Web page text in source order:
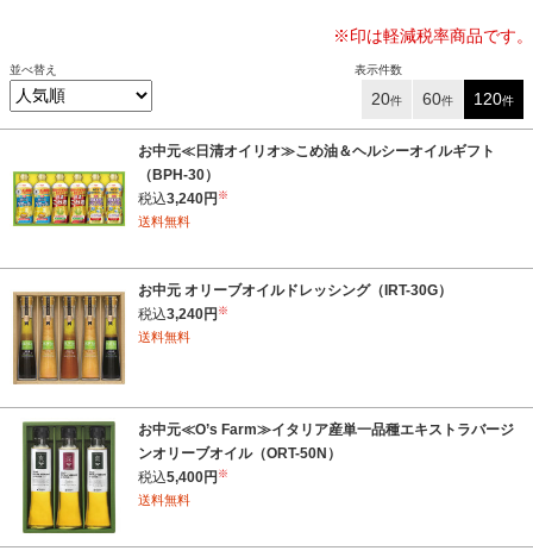
※印は軽減税率商品です。
表示件数
20件 60件 120件
並べ替え
お中元≪日清オイリオ≫こめ油＆ヘルシーオイルギフト
（BPH-30）
税込3,240円 ※
送料無料
お中元 オリーブオイルドレッシング（IRT-30G）
税込3,240円 ※
送料無料
お中元≪O’s Farm≫イタリア産単一品種エキストラバージ
ンオリーブオイル（ORT-50N）
税込5,400円 ※
送料無料